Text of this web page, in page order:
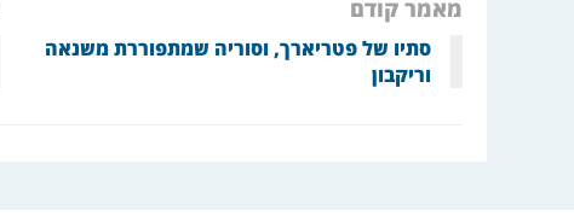
מאמר קודם
סתיו של פטריארך, וסוריה שמתפוררת משנאה
וריקבון